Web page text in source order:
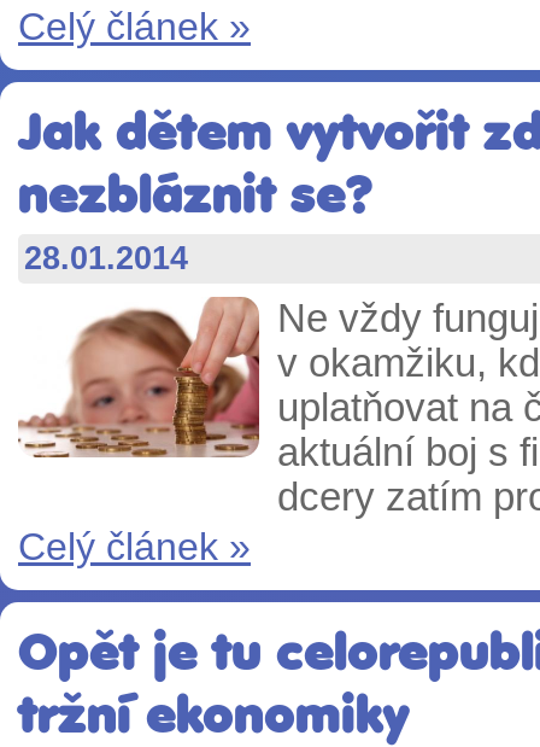
Celý článek »
Jak dětem vytvořit
nezbláznit se?
28.01.2014
Ne vždy
v okamžiku,
uplatňovat na
aktuální boj s
dcery zatím
Celý článek »
Opět je tu
tržní ekonomiky